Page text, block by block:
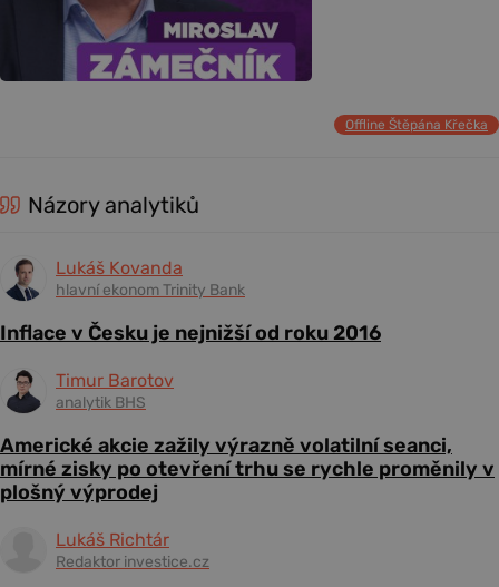
Offline Štěpána Křečka
Názory analytiků
Lukáš Kovanda
hlavní ekonom Trinity Bank
Inflace v Česku je nejnižší od roku 2016
Timur Barotov
analytik BHS
Americké akcie zažily výrazně volatilní seanci,
mírné zisky po otevření trhu se rychle proměnily v
plošný výprodej
Lukáš Richtár
Redaktor investice.cz